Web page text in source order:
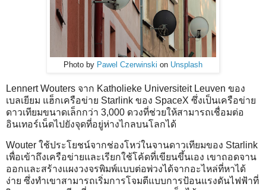
Photo by Pawel Czerwinski on Unsplash
Lennert Wouters จาก Katholieke Universiteit Leuven ของ
เบลเยียม แฮ็กเครือข่าย Starlink ของ SpaceX ซึ่งเป็นเครือข่าย
ดาวเทียมขนาดเล็กกว่า 3,000 ดวงที่ช่วยให้สามารถเชื่อมต่อ
อินเทอร์เน็ตไปยังจุดที่อยู่ห่างไกลบนโลกได้
Wouter ใช้ประโยชน์จากช่องโหว่ในจานดาวเทียมของ Starlink
เพื่อเข้าถึงเครือข่ายและเรียกใช้โค้ดที่เขียนขึ้นเอง เขาถอดจาน
ออกและสร้างแผงวงจรพิมพ์แบบต่อพ่วงได้จากอะไหล่ที่หาได้
ง่าย ซึ่งทำเขาสามารถเริ่มการโจมตีแบบการป้อนแรงดันไฟฟ้าที่